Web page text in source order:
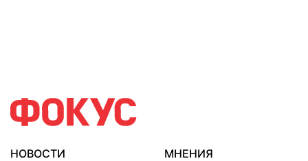
НОВОСТИ
МНЕНИЯ